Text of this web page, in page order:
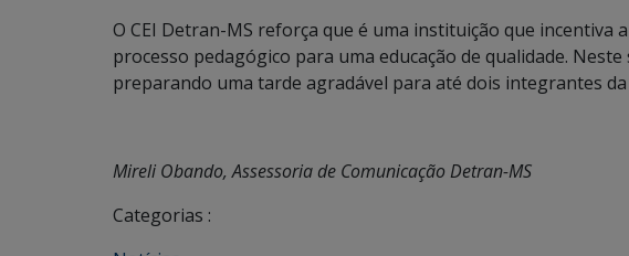
O CEI Detran-MS reforça que é uma instituição que incentiva
processo pedagógico para uma educação de qualidade.
preparando uma tarde agradável para até dois integrantes da
Mireli Obando, Assessoria de Comunicação Detran-MS
Categorias :